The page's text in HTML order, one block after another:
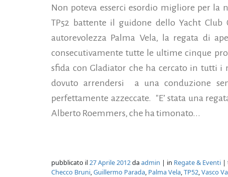
Non poteva esserci esordio migliore per la
TP52 battente il guidone dello Yacht
autorevolezza Palma Vela, la regata di
consecutivamente tutte le ultime cinque
sfida con Gladiator che ha cercato in tutti
dovuto arrendersi a una conduzione
perfettamente azzeccate. "E’ stata una
Alberto Roemmers, che ha timonato...
pubblicato il27 Aprile 2012daadmin | in Regate & Eventi |
Checco Bruni,Guillermo Parada, Palma Vela,TP52,Vasco